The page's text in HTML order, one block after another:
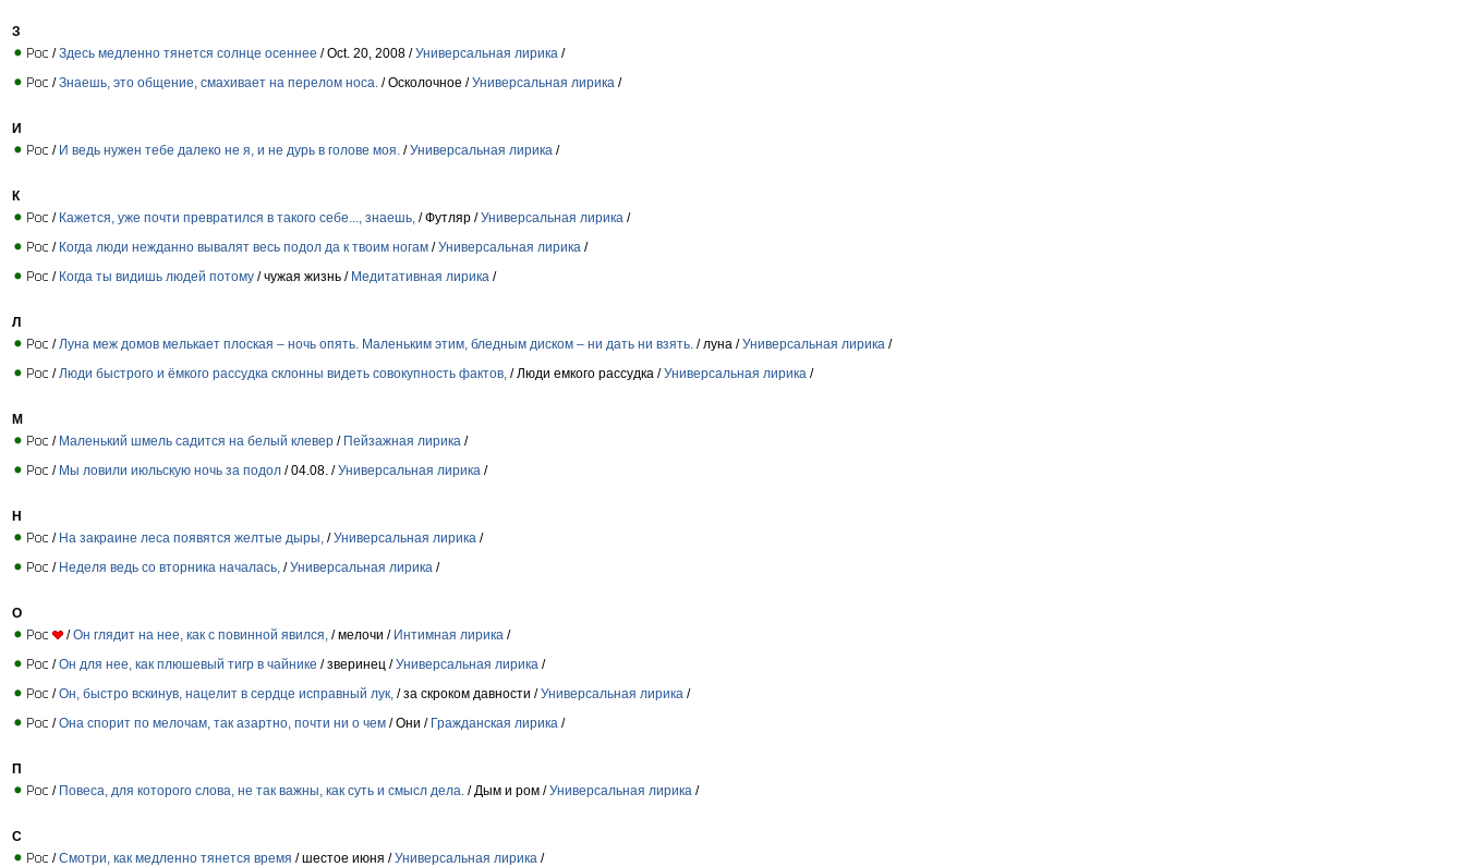
З
/Здесь медленно тянется солнце осеннее / Oct. 20, 2008 /Универсальная лирика /
/Знаешь, это общение, смахивает на перелом носа. / Осколочное /Универсальная лирика /
И
/ И ведь нужен тебе далеко не я, и не дурь в голове моя. /Универсальная лирика /
К
/ Кажется, уже почти превратился в такого себе..., знаешь, / Футляр /Универсальная лирика /
/ Когда люди нежданно вывалят весь подол да к твоим ногам /Универсальная лирика /
/ Когда ты видишь людей потому / чужая жизнь / Медитативная лирика /
Л
/ Луна меж домов мелькает плоская – ночь опять. Маленьким этим, бледным диском – ни дать ни взять. / луна /Универсальная лирика /
/ Люди быстрого и ёмкого рассудка склонны видеть совокупность фактов, / Люди емкого рассудка /Универсальная лирика /
М
/ Маленький шмель садится на белый клевер / Пейзажная лирика /
/ Мы ловили июльскую ночь за подол / 04.08. /Универсальная лирика /
Н
/ На закраине леса появятся желтые дыры, /Универсальная лирика /
/ Неделя ведь со вторника началась, /Универсальная лирика /
О
/Он глядит на нее, как с повинной явился, / мелочи / Интимная лирика /
/Он для нее, как плюшевый тигр в чайнике / зверинец /Универсальная лирика /
/Он, быстро вскинув, нацелит в сердце исправный лук, / за скроком давности /Универсальная лирика /
/Она спорит по мелочам, так азартно, почти ни о чем / Они / Гражданская лирика /
П
/ Повеса, для которого слова, не так важны, как суть и смысл дела. / Дым и ром /Универсальная лирика /
С
/Смотри, как медленно тянется время / шестое июня /Универсальная лирика /